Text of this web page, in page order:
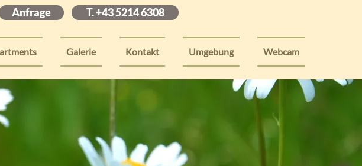
Anfrage T. +43 5214 6308
Galerie Kontakt Umgebung Webcam